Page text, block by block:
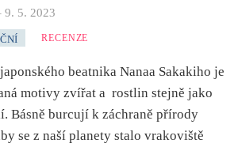
9. 5. 2023
RECENZE
beatnika Nanaa Sakakiho je
motivy zvířat a rostlin stejně jako
Básně burcují k záchraně přírody
se z naší planety stalo vrakoviště